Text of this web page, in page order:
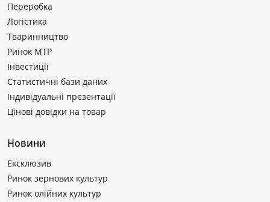
Переробка
Логістика
Тваринництво
Ринок МТР
Інвестиції
Статистичні бази даних
Індивідуальні презентації
Цінові довідки на товар
Новини
Ексклюзив
Ринок зернових культур
Ринок олійних культур